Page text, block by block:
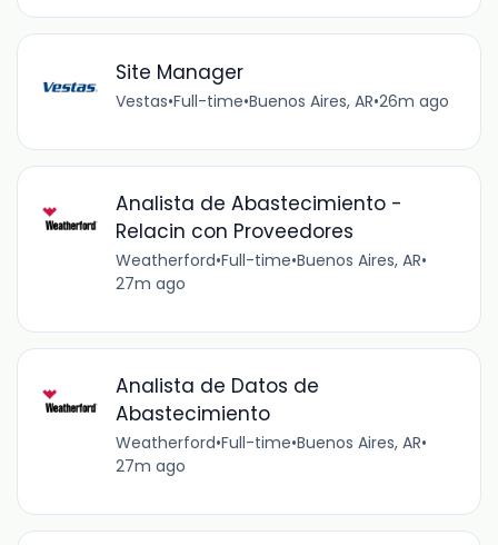
Site Manager
Vestas•Full-time•Buenos Aires, AR•26m ago
Analista de Abastecimiento -
Relacin con Proveedores
Weatherford•Full-time•Buenos Aires, AR•
27m ago
Analista de Datos de
Abastecimiento
Weatherford•Full-time•Buenos Aires, AR•
27m ago